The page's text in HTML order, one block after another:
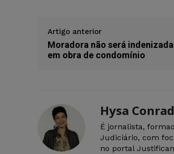
Artigo anterior
Moradora não será
em obra de condomínio
Hysa
É jornalista,
Judiciário, com
no portal